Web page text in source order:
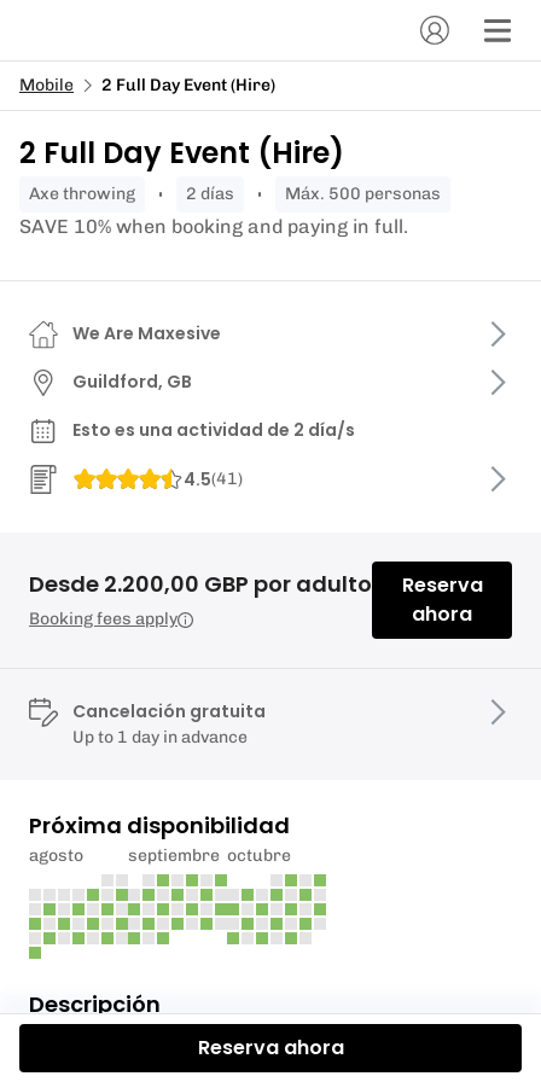
Mobile 2 Full Day Event (Hire)
2 Full Day Event (Hire)
axe throwing 2 días Máx. 500 personas
SAVE 10% when booking and paying in full.
Descripción
Our two full day event hire provides two options for
We Are Maxesive
Guildford, GB
Esto es una actividad de 2 día/s
4.5(41)
Desde 2.200,00 GBP por adulto
Booking fees apply
Reserva
ahora
Cancelación gratuita
Up to 1 day in advance
Próxima disponibilidad
agosto septiembre octubre
Reserva ahora